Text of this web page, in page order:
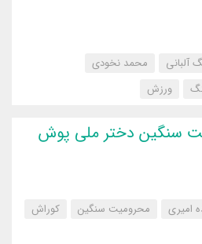
آلبانی
محمد نخودی
‌ورزش
سنگین دختر ملی پوش
امیری محرومیت سنگین
کوراش